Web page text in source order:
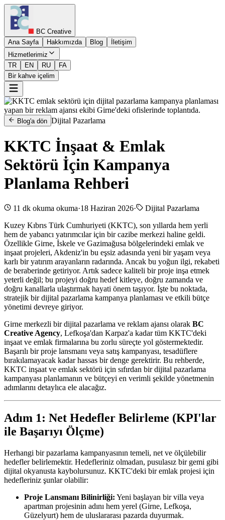
BC Creative
Ana Sayfa
Hakkımızda Blog
İletişim
Hizmetlerimiz
TR
EN RU
FA
Bir kahve içelim
Blog'a dön Dijital Pazarlama
KKTC İnşaat & Emlak
Sektörü İçin Kampanya
Planlama Rehberi
11 dk okuma okuma·18 Haziran 2026·
Dijital Pazarlama
Kuzey Kıbrıs Türk Cumhuriyeti (KKTC), son yıllarda hem yerli
hem de yabancı yatırımcılar için bir cazibe merkezi haline geldi.
Özellikle Girne, İskele ve Gazimağusa bölgelerindeki emlak ve
inşaat projeleri, Akdeniz'in bu eşsiz adasında yeni bir yaşam veya
karlı bir yatırım arayanların radarında. Ancak bu yoğun ilgi, rekabeti
de beraberinde getiriyor. Artık sadece kaliteli bir proje inşa etmek
yeterli değil; bu projeyi doğru hedef kitleye, doğru zamanda ve
doğru kanallarla ulaştırmak hayati önem taşıyor. İşte bu noktada,
stratejik bir dijital pazarlama kampanya planlaması ve etkili bütçe
yönetimi devreye giriyor.
Girne merkezli bir dijital pazarlama ve reklam ajansı olarak BC
Creative Agency, Lefkoşa'dan Karpaz'a kadar tüm KKTC'deki
inşaat ve emlak firmalarına bu zorlu süreçte yol göstermektedir.
Başarılı bir proje lansmanı veya satış kampanyası, tesadüflere
bırakılamayacak kadar hassas bir denge gerektirir. Bu rehberde,
KKTC inşaat ve emlak sektörü için sıfırdan bir dijital pazarlama
kampanyası planlamanın ve bütçeyi en verimli şekilde yönetmenin
adımlarını detaylıca ele alacağız.
Adım 1: Net Hedefler Belirleme (KPI'lar
ile Başarıyı Ölçme)
Herhangi bir pazarlama kampanyasının temeli, net ve ölçülebilir
hedefler belirlemektir. Hedefleriniz olmadan, pusulasız bir gemi gibi
dijital okyanusta kaybolursunuz. KKTC'deki bir emlak projesi için
hedefleriniz şunlar olabilir:
Proje Lansmanı Bilinirliği: Yeni başlayan bir villa veya
apartman projesinin adını hem yerel (Girne, Lefkoşa,
Güzelyurt) hem de uluslararası pazarda duyurmak.